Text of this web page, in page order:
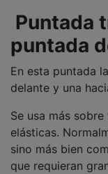
Puntada
puntada
En esta puntada
delante y una
Se usa más
elásticas.
sino más bien
que requieran